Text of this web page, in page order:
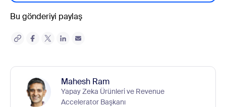
Bu gönderiyi paylaş
Mahesh Ram
Yapay Zeka Ürünleri ve Revenue
Accelerator Başkanı